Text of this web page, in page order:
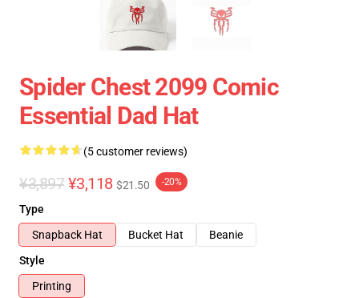
Spider Chest 2099 Comic
Essential Dad Hat
(5 customer reviews)
¥3,897 ¥3,118 $21.50 -20%
Type
Snapback Hat
Bucket Hat
Beanie
Style
Printing